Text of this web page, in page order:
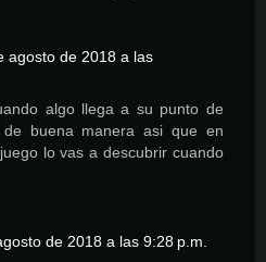
agosto de 2018 a las
algo llega a su punto de
buena manera asi que en
lo vas a descubrir cuando
de 2018 a las 9:28 p.m.